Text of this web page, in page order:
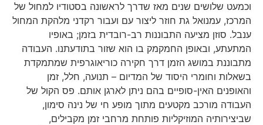
וכמעט שלושים שנים מאז שדרך לראשונה בסטודיו למחול של
המרכז, עמנואל גת חוזר ליצור עם ועבור רקדני מלהקת המחול
ענבל. סוזן מציעה התבוננות רב-רובדית בזמן; באופיו
המתעתע, ובאופן החמקמק בו הוא שזור בתודעתנו. העבודה
מתבוננת במושג הזמן דרך חקירה כוריאוגרפית שמתמקדת
בשאלות וחומרי היסוד של המדיום – תנועה, חלל, זמן
והאופנים האין-סופיים בהם ניתן לארגן אותם. פס הקול של
העבודה מורכב מקטעים מתוך מופע חי של נינה סימון,
שביצירותיה המוזיקליות פותחת מרחבי זמן מקבילים,